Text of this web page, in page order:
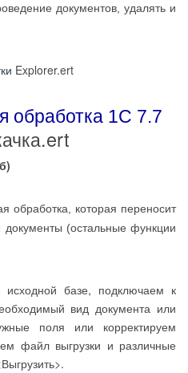
документов, удалять и
Explorer.ert
обработка 1С 7.7
обработка, которая переносит
документы (остальные функции
базе, подключаем к
вид документа или
поля или корректируем
файл выгрузки и различные